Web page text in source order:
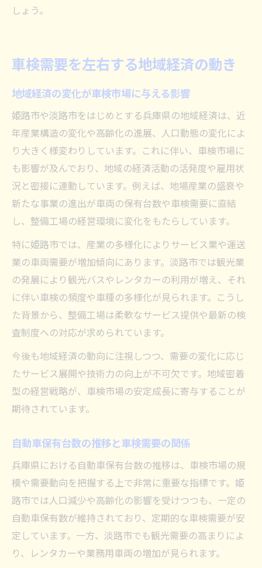
しょう。
車検需要を左右する地域経済の動き
地域経済の変化が車検市場に与える影響
姫路市や淡路市をはじめとする兵庫県の地域経済は、近
年産業構造の変化や高齢化の進展、人口動態の変化によ
り大きく様変わりしています。これに伴い、車検市場に
も影響が及んでおり、地域の経済活動の活発度や雇用状
況と密接に連動しています。例えば、地場産業の盛衰や
新たな事業の進出が車両の保有台数や車検需要に直結
し、整備工場の経営環境に変化をもたらしています。
特に姫路市では、産業の多様化によりサービス業や運送
業の車両需要が増加傾向にあります。淡路市では観光業
の発展により観光バスやレンタカーの利用が増え、それ
に伴い車検の頻度や車種の多様化が見られます。こうし
た背景から、整備工場は柔軟なサービス提供や最新の検
査制度への対応が求められています。
今後も地域経済の動向に注視しつつ、需要の変化に応じ
たサービス展開や技術力の向上が不可欠です。地域密着
型の経営戦略が、車検市場の安定成長に寄与することが
期待されています。
自動車保有台数の推移と車検需要の関係
兵庫県における自動車保有台数の推移は、車検市場の規
模や需要動向を把握する上で非常に重要な指標です。姫
路市では人口減少や高齢化の影響を受けつつも、一定の
自動車保有数が維持されており、定期的な車検需要が安
定しています。一方、淡路市でも観光需要の高まりによ
り、レンタカーや業務用車両の増加が見られます。